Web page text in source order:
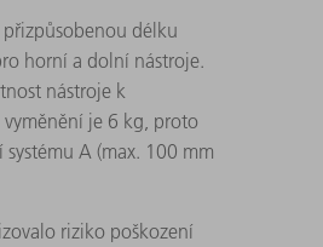
délku
horní a dolní nástroje.
nástroje k
je 6 kg, proto
A (max. 100 mm
riziko poškození